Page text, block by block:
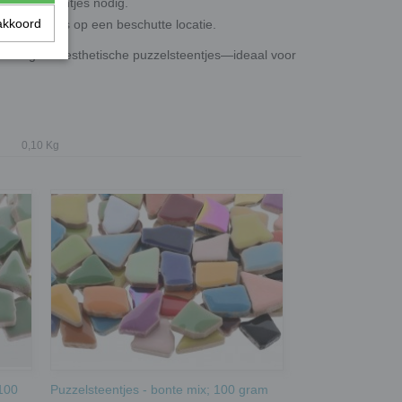
buiten, mits op een beschutte locatie.
en esthetische puzzelsteentjes—ideaal voor
0,10 Kg
Puzzelsteentjes - bonte mix; 100 gram